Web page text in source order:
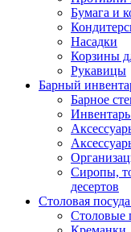
Бумага и
Насадки
Корзины
Рукавицы
Барный
Барное
Сиропы,
десертов
Столовая
Столовые